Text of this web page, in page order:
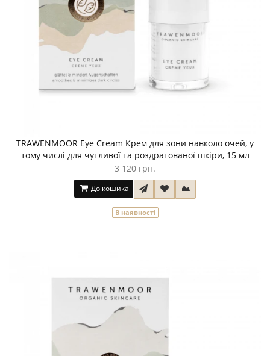
TRAWENMOOR Eye Cream Крем для зони навколо очей, у
тому числі для чутливої та роздратованої шкіри, 15 мл
3 120 грн.
До кошика
В наявності